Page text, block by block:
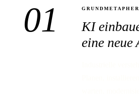
01 GRUNDMETAPHER
KI
eine neue